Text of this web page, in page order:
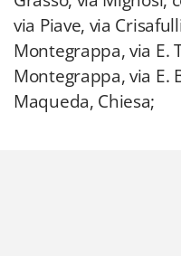
via Piave, via
Montegrappa, via E.
Montegrappa, via E.
Maqueda, Chiesa;